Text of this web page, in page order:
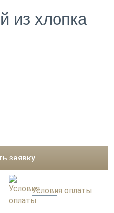
из хлопка
заявку
Условия оплаты